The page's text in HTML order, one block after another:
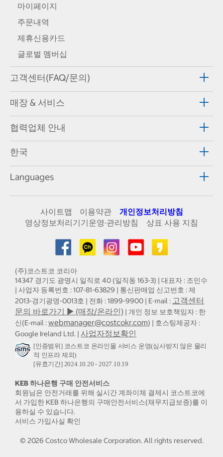
마이페이지
주문내역
제휴신용카드
글로벌 멤버십
고객센터(FAQ/문의)
매장 & 서비스
협력업체 안내
한국
Languages
사이트맵 이용약관
개인정보처리방침
영상정보처리기기운영·관리방침
상표 사용 지침
(주)코스트코 코리아
14347 경기도 광명시 일직로 40 (일직동 163-3) | 대표자 : 조민수
| 사업자 등록번호 : 107-81-63829 | 통신판매업 신고번호 : 제
2013-경기광명-0013호 | 전화 : 1899-9900 | E-mail : 고객센터
문의 바로가기 ▶ (매장/온라인) | 개인 정보 보호책임자 : 한
신(E-mail :webmanager@costcokr.com) | 호스팅제공자 :
Google Ireland Ltd. | 사업자정보확인
[인증범위] 코스트코 온라인몰 서비스 운영(심사받지 않은 물리
적 인프라 제외)
[유효기간] 2024.10.20 - 2027.10.19
KEB 하나은행 구매 안전서비스
회원님은 안전거래를 위해 실시간 계좌이체 결제시 코스트코에
서 가입한 KEB 하나은행의 구매안전서비스(채무지급보증)를 이
용하실 수 있습니다.
서비스 가입사실 확인
© 2026 Costco Wholesale Corporation.All rights reserved.